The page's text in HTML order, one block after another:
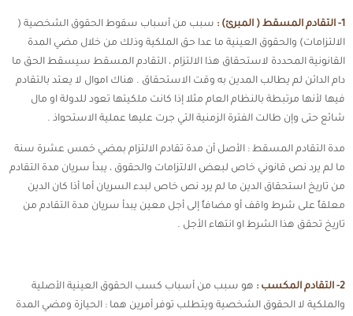
1- التقادم المسقط ( المبرئ) :
سبب من أسباب سقوط الحقوق الشخصية (
الالتزامات) والحقوق العينية ما عدا حق الملكية وذلك من خلال مضي المدة
القانونية المحددة لاستحقاق هذا الالتزام ، التقادم المسقط سيسقط الحق ما
دام الدائن لم يطالب المدين به وقت الاستحقاق . هناك اموال لا يعتد بالتقادم
فيها لأنها مرتبطة بالنظام العام مثلا إذا كانت ملكيتها تعود للدولة او مال
شائع حتى وإن طالت الفترة الزمنية التي جرت عليها عملية الاستحواذ .
مدة التقادم المسقط : الأصل أن مدة تقادم الالتزام بمضي خمس عشرة سنة
ما لم يرد نص قانوني خاص لبعض الالتزامات والحقوق ، يبدأ سريان مدة التقادم
من تاريخ استحقاق الدين ما لم يرد نص خاص لبدء السريان أما أذا كان الدين
معلقاٌ على شرط واقف أو مضافاٌ إلى أجل معين يبدأ سريان مدة التقادم من
تاريخ تحقق هذا الشرط او انتهاء الأجل .
2- التقادم المكسب :
هو سبب من أسباب كسب الحقوق العينية الأصلية
والملكية لا الحقوق الشخصية ويتطلب توفر أمرين هما : الحيازة ومضي المدة